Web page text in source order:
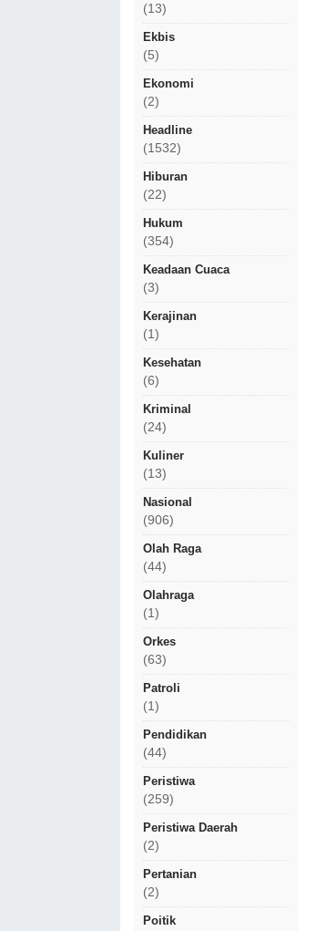
(13)
Ekbis
(5)
Ekonomi
(2)
Headline
(1532)
Hiburan
(22)
Hukum
(354)
Keadaan Cuaca
(3)
Kerajinan
(1)
Kesehatan
(6)
Kriminal
(24)
Kuliner
(13)
Nasional
(906)
Olah Raga
(44)
Olahraga
(1)
Orkes
(63)
Patroli
(1)
Pendidikan
(44)
Peristiwa
(259)
Peristiwa Daerah
(2)
Pertanian
(2)
Poitik